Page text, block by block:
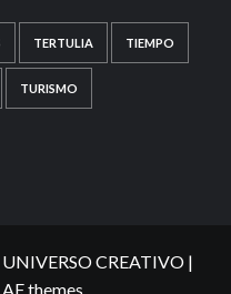
TERTULIA TIEMPO
TURISMO
CREATIVO |
themes.